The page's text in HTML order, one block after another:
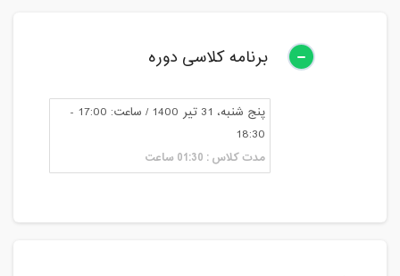
برنامه کلاسی دوره
پنج شنبه، 31 تیر 1400 / ساعت: 17:00 -
18:30
مدت کلاس : 01:30 ساعت